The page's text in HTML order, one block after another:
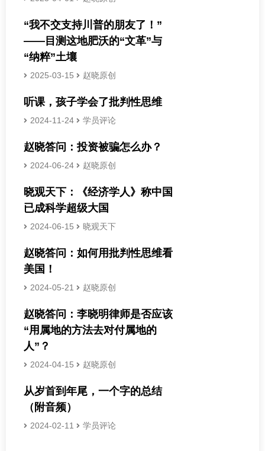
“我不交支持川普的朋友了！”
——目测这地肥沃的“文革”与
“纳粹”土壤
2025-03-15 赵晓原创
听课，孩子学会了批判性思维
2024-11-24 学员评论
赵晓答问：投资被骗怎么办？
2024-06-24 赵晓原创
晓观天下：《经济学人》称中国
已成科学超级大国
2024-06-15 晓观天下
赵晓答问：如何用批判性思维看
美国！
2024-05-21 赵晓原创
赵晓答问：李晓明律师是否应该
“用属地的方法去对付属地的
人”？
2024-04-15 赵晓原创
从岁首到年尾，一个字的总结
（附音频）
2024-02-11 学员评论